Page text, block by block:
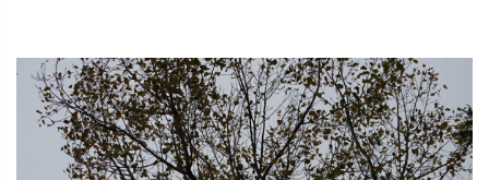
LA
SUITE